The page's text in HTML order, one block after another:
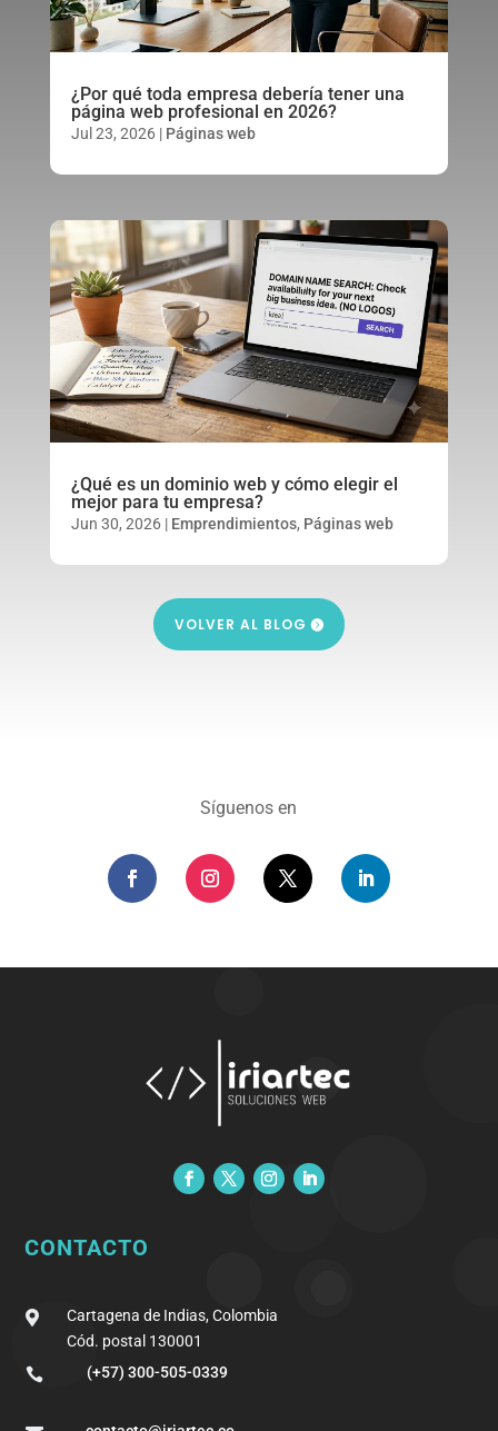
¿Por qué toda empresa debería tener una
página web profesional en 2026?
Jul 23, 2026| Páginas web
¿Qué es un dominio web y cómo elegir el
mejor para tu empresa?
Jun 30, 2026| Emprendimientos, Páginas web
VOLVER AL BLOG
Síguenos en
CONTACTO

Cartagena de Indias, Colombia
Cód. postal 130001

(+57) 300-505-0339